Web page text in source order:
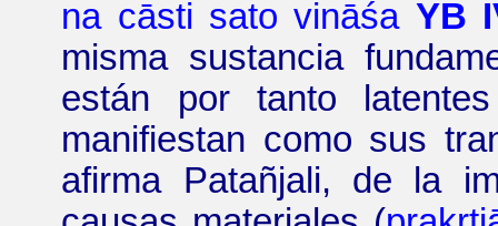
na cāsti satovināśa YB
misma sustancia
están por tanto
manifiestan como sus
afirma Patañjali, de la